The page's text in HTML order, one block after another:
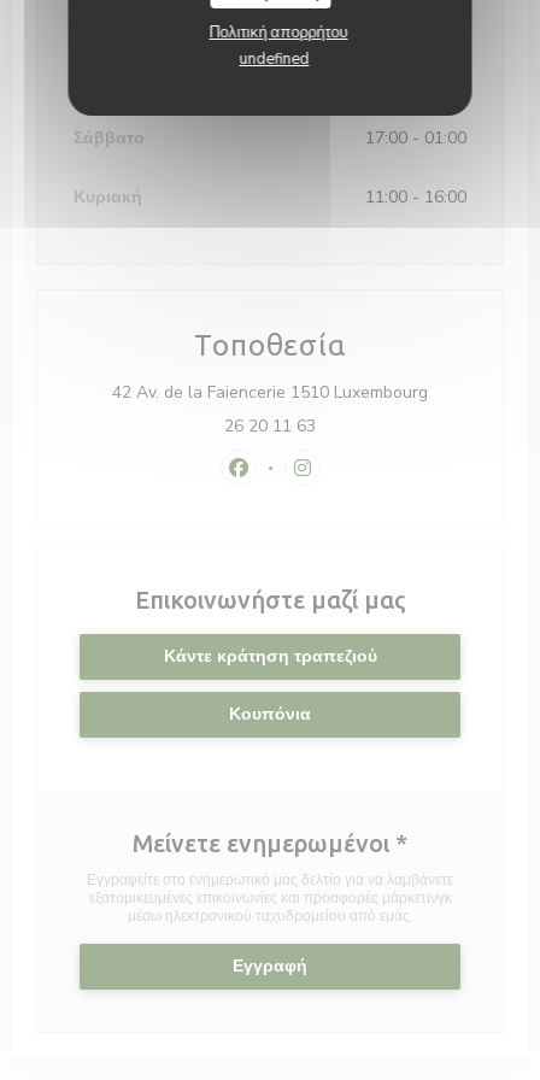
Πολιτική απορρήτου
undefined
11:30 - 14:30
Σάββατο 17:00 - 01:00
Κυριακή 11:00 - 16:00
Τοποθεσία
42 Av. de la Faiencerie 1510 Luxembourg
26 20 11 63
Facebook ((ανοίγει σε νέο
Instagram ((ανοίγει σε νέο
Επικοινωνήστε μαζί μας
Κάντε κράτηση τραπεζιού
Κουπόνια
Μείνετε ενημερωμένοι *
Εγγραφείτε στο ενημερωτικό μας δελτίο για να λαμβάνετε
εξατομικευμένες επικοινωνίες και προσφορές μάρκετινγκ
μέσω ηλεκτρονικού ταχυδρομείου από εμάς.
Εγγραφή